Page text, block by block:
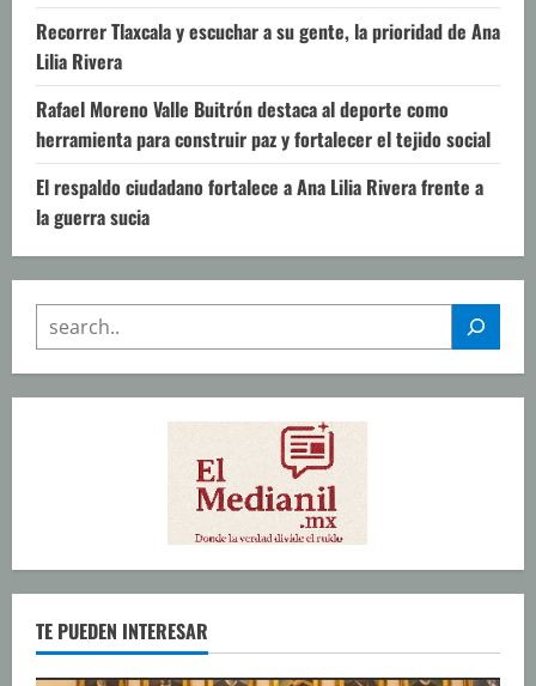
Recorrer Tlaxcala y escuchar a su gente, la prioridad de Ana
Lilia Rivera
Rafael Moreno Valle Buitrón destaca al deporte como
herramienta para construir paz y fortalecer el tejido social
El respaldo ciudadano fortalece a Ana Lilia Rivera frente a
la guerra sucia
SEARCH
TE PUEDEN INTERESAR